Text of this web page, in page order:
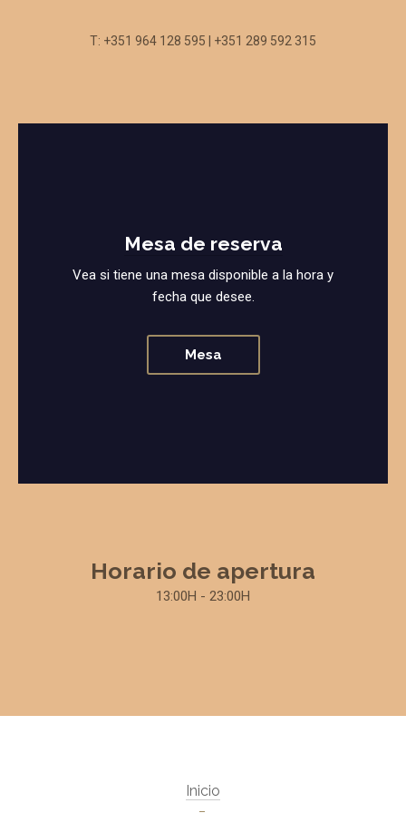
T: +351 964 128 595 | +351 289 592 315
Mesa de reserva
Vea si tiene una mesa disponible a la hora y
fecha que desee.
Mesa
Horario de apertura
13:00H - 23:00H
Inicio